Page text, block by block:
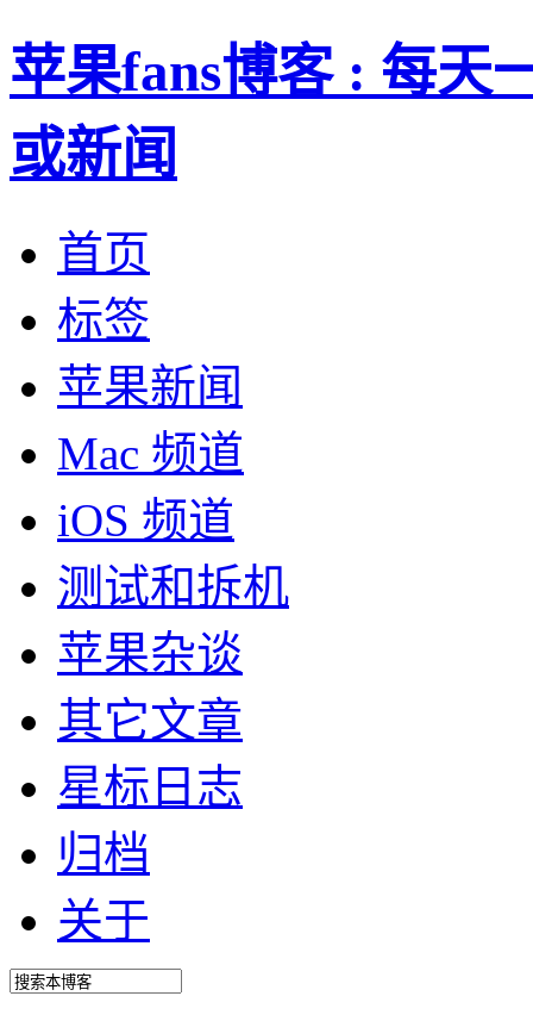
苹果fans博客 : 每天
或新闻
首页
标签
苹果新闻
Mac 频道
iOS 频道
测试和拆机
苹果杂谈
其它文章
星标日志
归档
关于